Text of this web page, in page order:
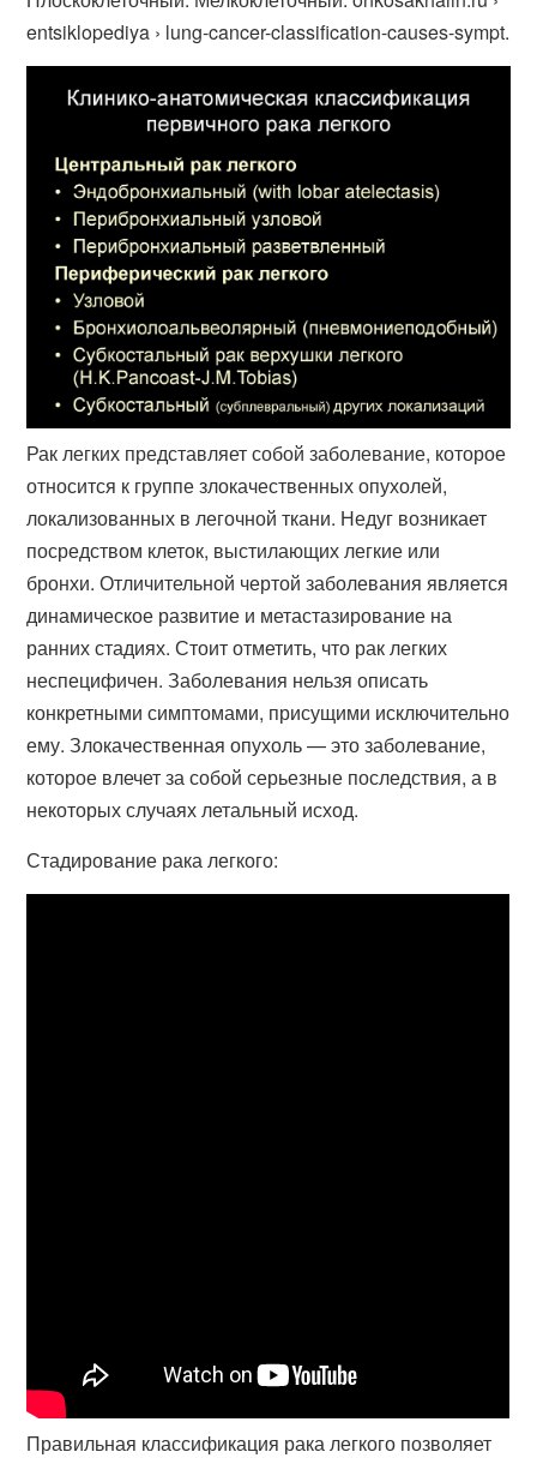
entsiklopediya › lung-cancer-classification-causes-sympt.
Рак легких представляет собой заболевание, которое
относится к группе злокачественных опухолей,
локализованных в легочной ткани. Недуг возникает
посредством клеток, выстилающих легкие или
бронхи. Отличительной чертой заболевания является
динамическое развитие и метастазирование на
ранних стадиях. Стоит отметить, что рак легких
неспецифичен. Заболевания нельзя описать
конкретными симптомами, присущими исключительно
ему. Злокачественная опухоль — это заболевание,
которое влечет за собой серьезные последствия, а в
некоторых случаях летальный исход.
Стадирование рака легкого:
Правильная классификация рака легкого позволяет